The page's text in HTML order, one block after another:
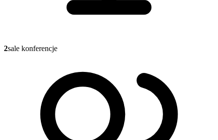
2sale konferencje